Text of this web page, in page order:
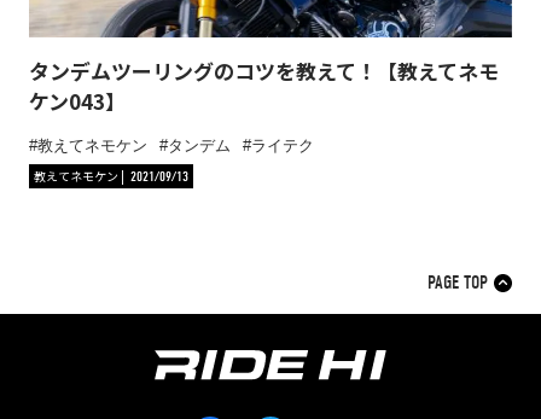
タンデムツーリングのコツを教えて！【教えてネモ
ケン043】
教えてネモケン タンデム
ライテク
教えてネモケン
2021/09/13
PAGE TOP